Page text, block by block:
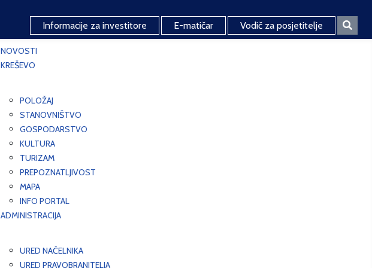
Informacije za investitore E-matičar Vodič za posjetitelje
NOVOSTI
KREŠEVO
POLOŽAJ
STANOVNIŠTVO
GOSPODARSTVO
KULTURA
TURIZAM
PREPOZNATLJIVOST
MAPA
INFO PORTAL
ADMINISTRACIJA
URED NAČELNIKA
URED PRAVOBRANITELJA